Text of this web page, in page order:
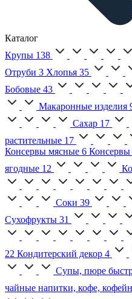
Каталог
Крупы 138
Отруби 3 Хлопья 35
Бобовые 43
Макаронные изделия
Сахар 17
растительные 17
Консервы мясные 6
ягодные 12
Соки 39
Сухофрукты 31
22 Кондитерский декор 4
Супы, пюре
чайные напитки, кофе,